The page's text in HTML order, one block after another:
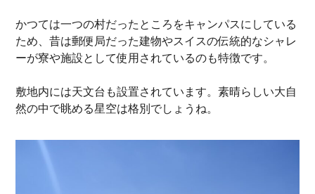
かつては一つの村だったところをキャンパスにしている
ため、昔は郵便局だった建物やスイスの伝統的なシャレ
ーが寮や施設として使用されているのも特徴です。
敷地内には天文台も設置されています。素晴らしい大自
然の中で眺める星空は格別でしょうね。